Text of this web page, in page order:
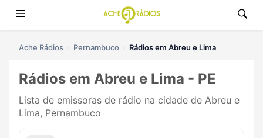
Ache Rádios Pernambuco Rádios em Abreu e Lima
Rádios em Abreu e Lima - PE
Lista de emissoras de rádio na cidade de Abreu e
Lima, Pernambuco